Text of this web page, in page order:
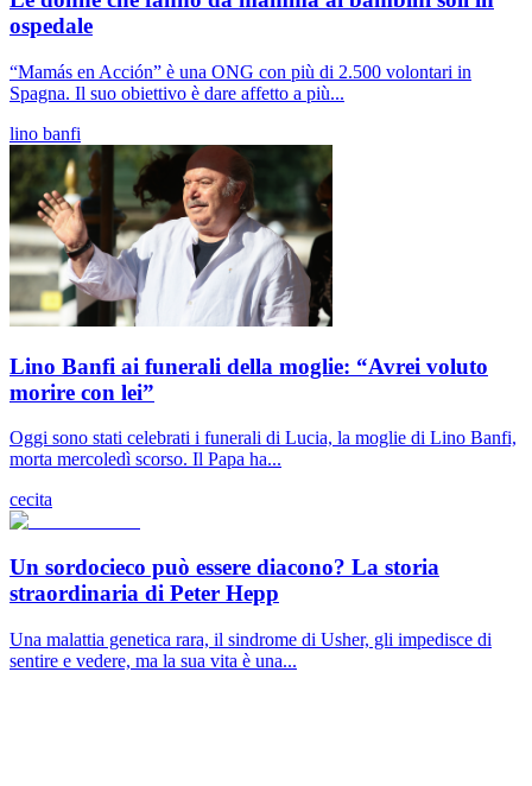
ospedale
“Mamás en Acción” è una ONG con più di 2.500 volontari in
Spagna. Il suo obiettivo è dare affetto a più...
lino banfi
Lino Banfi ai funerali della moglie: “Avrei voluto
morire con lei”
Oggi sono stati celebrati i funerali di Lucia, la moglie di Lino Banfi,
morta mercoledì scorso. Il Papa ha...
cecita
Un sordocieco può essere diacono? La storia
straordinaria di Peter Hepp
Una malattia genetica rara, il sindrome di Usher, gli impedisce di
sentire e vedere, ma la sua vita è una...